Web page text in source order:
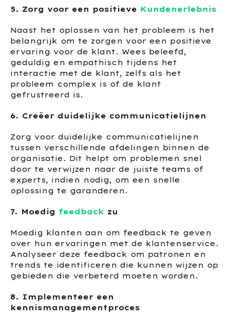
5. Zorg voor een positieve Kundenerlebnis
Naast het oplossen van het probleem is het
belangrijk om te zorgen voor een positieve
ervaring voor de klant. Wees beleefd,
geduldig en empathisch tijdens het
interactie met de klant, zelfs als het
probleem complex is of de klant
gefrustreerd is.
6. Creëer duidelijke communicatielijnen
Zorg voor duidelijke communicatielijnen
tussen verschillende afdelingen binnen de
organisatie. Dit helpt om problemen snel
door te verwijzen naar de juiste teams of
experts, indien nodig, om een snelle
oplossing te garanderen.
7. Moedig feedback zu
Moedig klanten aan om feedback te geven
over hun ervaringen met de klantenservice.
Analyseer deze feedback om patronen en
trends te identificeren die kunnen wijzen op
gebieden die verbeterd moeten worden.
8. Implementeer een
kennismanagementproces